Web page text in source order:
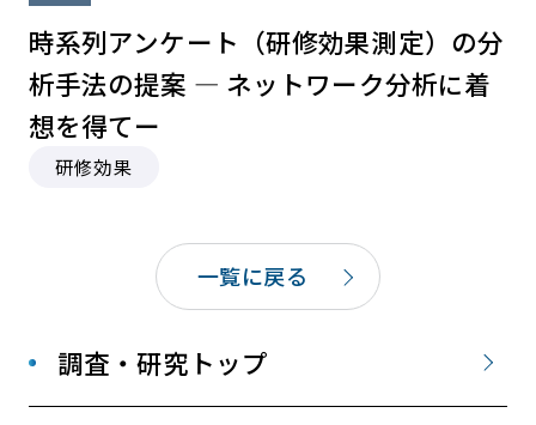
調査・研究トップ
時系列アンケート（研修効果測定）の分
析⼿法の提案 ― ネットワーク分析に着
想を得てー
研修効果
一覧に戻る